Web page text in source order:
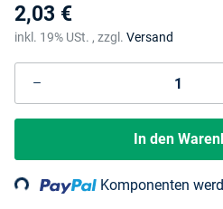
2,03 €
inkl. 19% USt. , zzgl. Versand
In den
Komponenten